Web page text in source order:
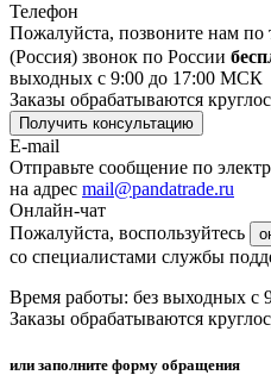
Телефон
Пожалуйста, позвоните нам по
(Россия) звонок по России
выходных с 9:00 до 17:00 МСК
Заказы обрабатываются
Получить консультацию
E-mail
Отправьте сообщение по
на адрес mail@pandatrade.ru
Онлайн-чат
Пожалуйста, воспользуйтесь
со специалистами службы
Время работы: без выходных
Заказы обрабатываются
или заполните форму обращения